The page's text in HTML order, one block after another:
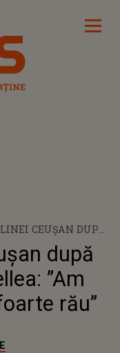
CEUȘAN DUPĂ
PELLEA: ”AM
PARE FOARTE
după
”Am
rău”